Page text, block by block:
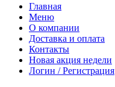
Главная
Меню
О компании
Доставка и оплата
Контакты
Новая акция недели
Логин / Регистрация